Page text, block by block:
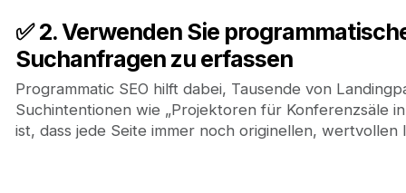
✅ 2. Verwenden Sie
Suchanfragen zu erfassen
Programmatic SEO hilft dabei, Tausende von
Suchintentionen wie „Projektoren für Konferenzsäle
ist, dass jede Seite immer noch originellen, wertvollen